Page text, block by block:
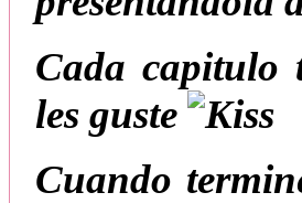
Cada capitulo
les guste
Cuando